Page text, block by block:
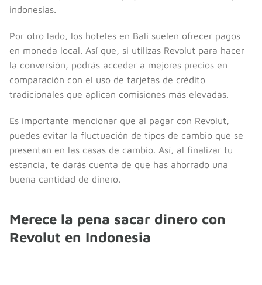
indonesias.
Por otro lado, los hoteles en Bali suelen ofrecer pagos
en moneda local. Así que, si utilizas Revolut para hacer
la conversión, podrás acceder a mejores precios en
comparación con el uso de tarjetas de crédito
tradicionales que aplican comisiones más elevadas.
Es importante mencionar que al pagar con Revolut,
puedes evitar la fluctuación de tipos de cambio que se
presentan en las casas de cambio. Así, al finalizar tu
estancia, te darás cuenta de que has ahorrado una
buena cantidad de dinero.
Merece la pena sacar dinero con
Revolut en Indonesia